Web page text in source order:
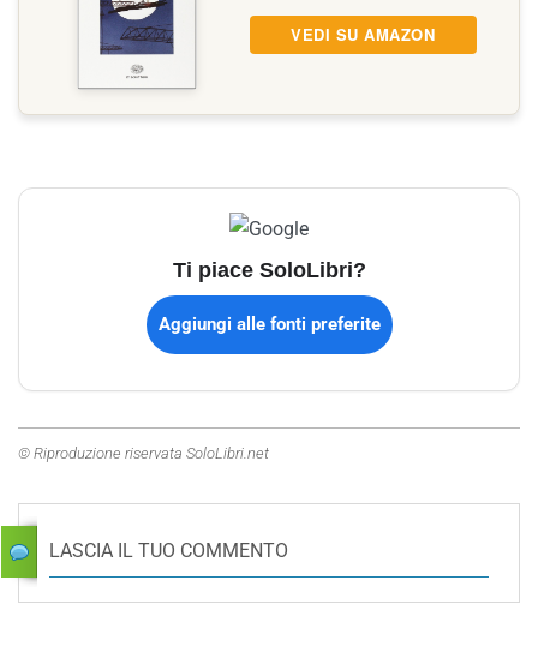
VEDI SU AMAZON
Ti piace SoloLibri?
Aggiungi alle fonti preferite
© Riproduzione riservata SoloLibri.net
LASCIA IL TUO COMMENTO